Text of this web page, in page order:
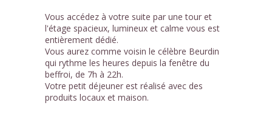
Vous accédez à votre suite par une tour et
l'étage spacieux, lumineux et calme vous est
entièrement dédié.
Vous aurez comme voisin le célèbre Beurdin
qui rythme les heures depuis la fenêtre du
beffroi, de 7h à 22h.
Votre petit déjeuner est réalisé avec des
produits locaux et maison.